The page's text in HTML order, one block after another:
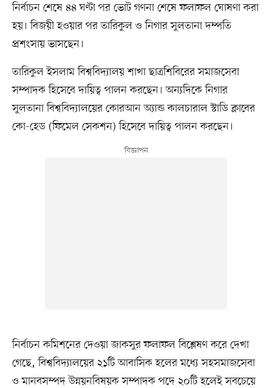
নির্বাচন শেষে ৪৪ ঘণ্টা পর ভোট গণনা শেষে ফলাফল ঘোষণা করা
হয়। বিজয়ী হওয়ার পর তারিকুল ও নিগার সুলতানা দম্পতি
প্রশংসায় ভাসছেন।
তারিকুল ইসলাম বিশ্ববিদ্যালয় শাখা ছাত্রশিবিরের সমাজসেবা
সম্পাদক হিসেবে দায়িত্ব পালন করছেন। অন্যদিকে নিগার
সুলতানা বিশ্ববিদ্যালয়ের কোরআন অ্যান্ড কালচারাল স্টাডি ক্লাবের
কো-হেড (ফিমেল সেকশন) হিসেবে দায়িত্ব পালন করছেন।
নির্বাচন কমিশনের দেওয়া জাকসুর ফলাফল বিশ্লেষণ করে দেখা
গেছে, বিশ্ববিদ্যালয়ের ২১টি আবাসিক হলের মধ্যে সহসমাজসেবা
ও মানবসম্পদ উন্নয়নবিষয়ক সম্পাদক পদে ২০টি হলেই সবচেয়ে